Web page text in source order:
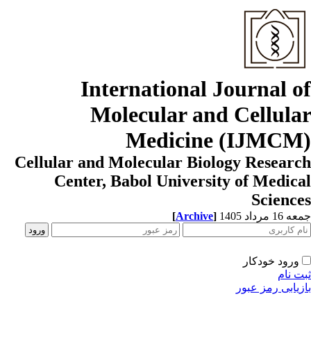
International Journal
Molecular and
Medicine
Cellular and Molecular Biology
Center, Babol University of
مرداد 1405 [Archive]
ورود خودکار
نام
رمز عبور